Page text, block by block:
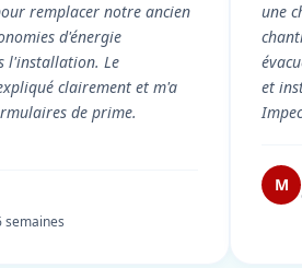
remplacer notre ancien
d'énergie
l'installation. Le
clairement et m'a
de prime.
semaines
une
et
M